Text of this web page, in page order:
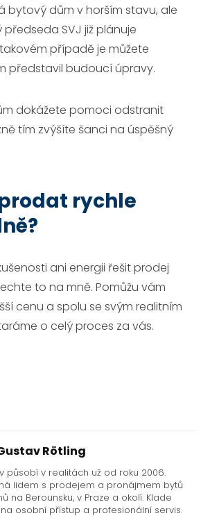
bytový dům v horším stavu, ale
předseda SVJ již plánuje
případě je můžete
představil budoucí úpravy.
dokážete pomoci odstranit
tím zvýšíte šanci na úspěšný
rychle
ani energii řešit prodej
to na mně. Pomůžu vám
cenu a spolu se svým realitním
o celý proces za vás.
Rötling
působí v realitách už od roku 2006.
lidem s prodejem a pronájmem bytů
na Berounsku, v Praze a okolí. Klade
osobní přístup a profesionální servis.